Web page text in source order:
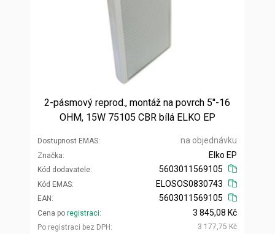
2-pásmový reprod., montáž na povrch 5''-16
OHM, 15W 75105 CBR bílá ELKO EP
Dostupnost EMAS na objednávku
Značka
Kód dodavatele
Elko EP
5603011569105
Kód EMAS
EAN
ELOSOS0830743
5603011569105
Cena po registraci
Po registraci bez DPH
3 845,08 Kč
3 177,75 Kč